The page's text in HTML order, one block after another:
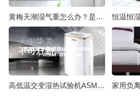
黄梅天潮湿气重怎么办？是时候来一台除湿机了！
高低温交变湿热试验机ASM／ASM-010价格